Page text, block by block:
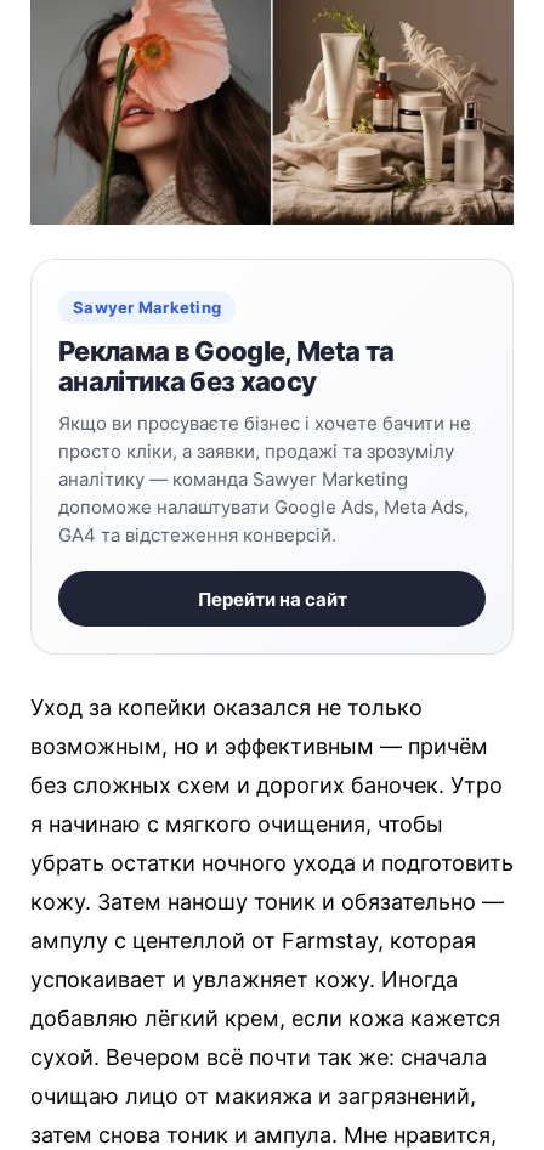
Sawyer Marketing
Реклама в Google, Meta та
аналітика без хаосу
Якщо ви просуваєте бізнес і хочете бачити не
просто кліки, а заявки, продажі та зрозумілу
аналітику — команда Sawyer Marketing
допоможе налаштувати Google Ads, Meta Ads,
GA4 та відстеження конверсій.
Перейти на сайт
Уход за копейки оказался не только
возможным, но и эффективным — причём
без сложных схем и дорогих баночек. Утро
я начинаю с мягкого очищения, чтобы
убрать остатки ночного ухода и подготовить
кожу. Затем наношу тоник и обязательно —
ампулу с центеллой от Farmstay, которая
успокаивает и увлажняет кожу. Иногда
добавляю лёгкий крем, если кожа кажется
сухой. Вечером всё почти так же: сначала
очищаю лицо от макияжа и загрязнений,
затем снова тоник и ампула. Мне нравится,